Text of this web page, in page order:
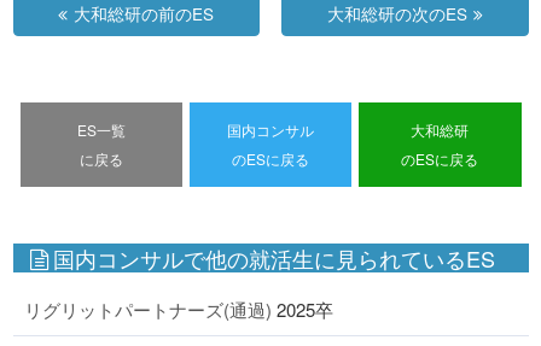
大和総研の前のES 大和総研の次のES
ES一覧
に戻る
国内コンサル
のESに戻る
大和総研
のESに戻る
国内コンサルで他の就活生に見られているES
リグリットパートナーズ(通過) 2025卒